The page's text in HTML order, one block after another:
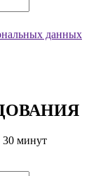
данных
30 минут